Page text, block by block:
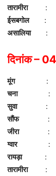
तारामीरा:
ईसबगोल
:
असालिया :
दिनांक –
मूंग:
चना :
सुवा :
सौंफ
:
जीरा :
ग्वार
:
रायड़ा :
तारामीरा: